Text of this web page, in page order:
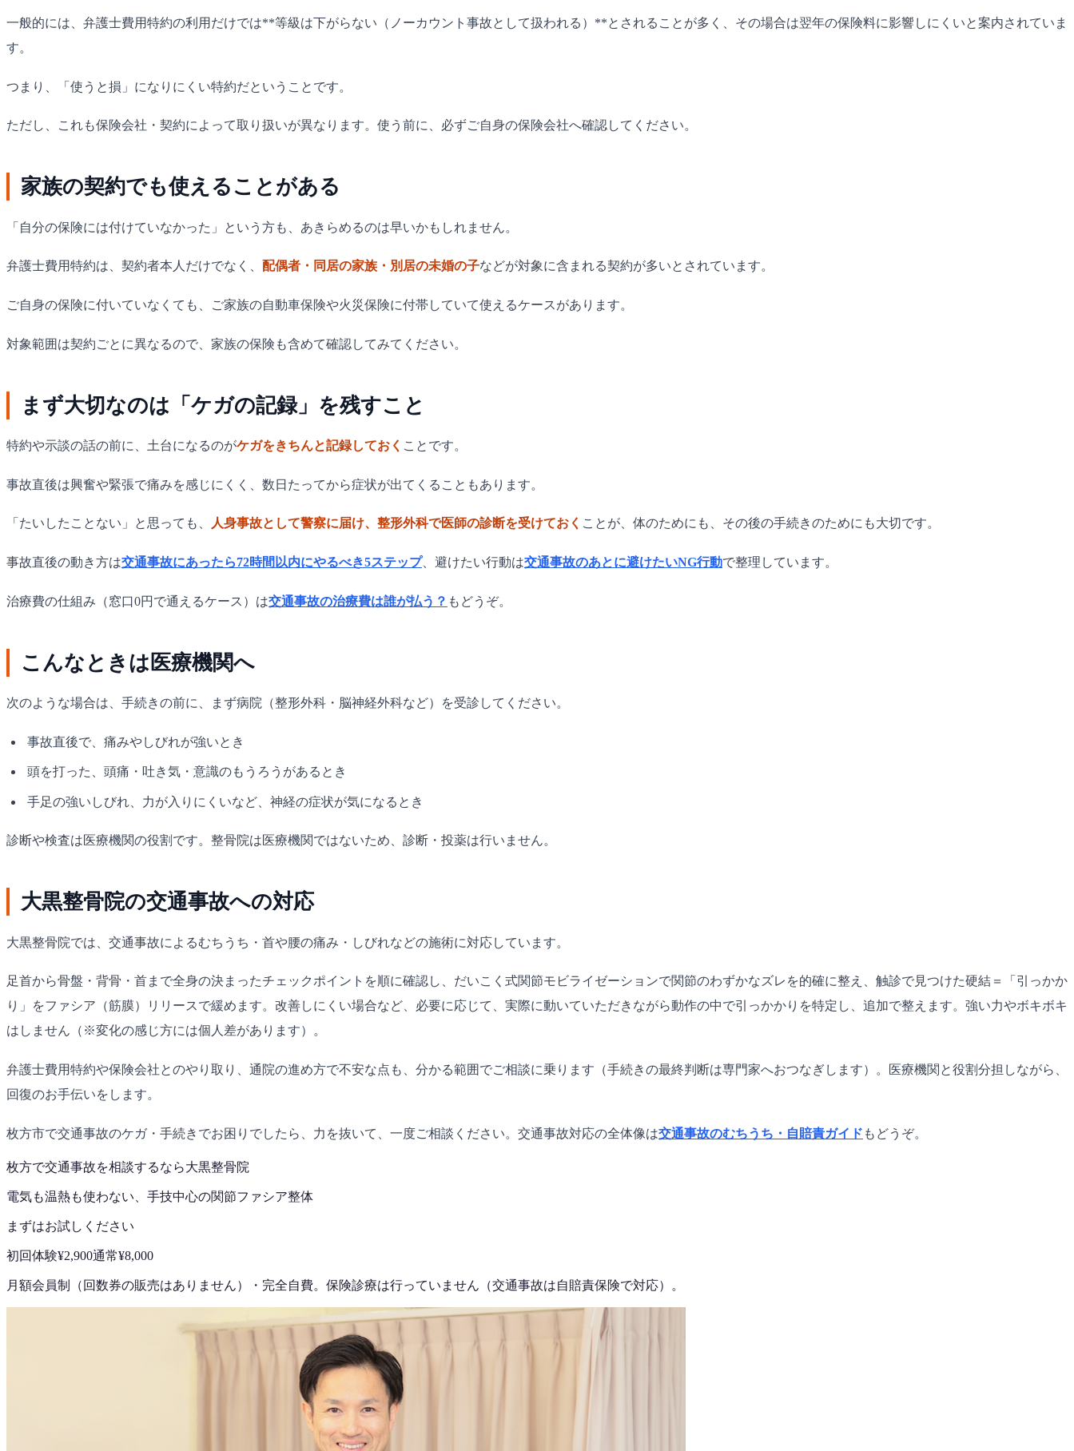
一般的には、弁護士費用特約の利用だけでは**等級は下がらない（ノーカウント事故として扱われる）**とされることが多く、その場合は翌年の保険料に影響しにくいと案内されていま
す。
つまり、「使うと損」になりにくい特約だということです。
ただし、これも保険会社・契約によって取り扱いが異なります。使う前に、必ずご自身の保険会社へ確認してください。
家族の契約でも使えることがある
「自分の保険には付けていなかった」という方も、あきらめるのは早いかもしれません。
弁護士費用特約は、契約者本人だけでなく、 配偶者・同居の家族・別居の未婚の子などが対象に含まれる契約が多いとされています。
ご自身の保険に付いていなくても、ご家族の自動車保険や火災保険に付帯していて使えるケースがあります。
対象範囲は契約ごとに異なるので、家族の保険も含めて確認してみてください。
まず大切なのは「ケガの記録」を残すこと
特約や示談の話の前に、土台になるのがケガをきちんと記録しておく ことです。
事故直後は興奮や緊張で痛みを感じにくく、数日たってから症状が出てくることもあります。
「たいしたことない」と思っても、 人身事故として警察に届け、整形外科で医師の診断を受けておく ことが、体のためにも、その後の手続きのためにも大切です。
事故直後の動き方は交通事故にあったら72時間以内にやるべき5ステップ、避けたい行動は交通事故のあとに避けたいNG行動で整理しています。
治療費の仕組み（窓口0円で通えるケース）は交通事故の治療費は誰が払う？ もどうぞ。
こんなときは医療機関へ
次のような場合は、手続きの前に、まず病院（整形外科・脳神経外科など）を受診してください。
事故直後で、痛みやしびれが強いとき
頭を打った、頭痛・吐き気・意識のもうろうがあるとき
手足の強いしびれ、力が入りにくいなど、神経の症状が気になるとき
診断や検査は医療機関の役割です。整骨院は医療機関ではないため、診断・投薬は行いません。
大黒整骨院の交通事故への対応
大黒整骨院では、交通事故によるむちうち・首や腰の痛み・しびれなどの施術に対応しています。
足首から骨盤・背骨・首まで全身の決まったチェックポイントを順に確認し、だいこく式関節モビライゼーションで関節のわずかなズレを的確に整え、触診で見つけた硬結＝「引っかか
り」をファシア（筋膜）リリースで緩めます。改善しにくい場合など、必要に応じて、実際に動いていただきながら動作の中で引っかかりを特定し、追加で整えます。強い力やボキボキ
はしません（※変化の感じ方には個人差があります）。
弁護士費用特約や保険会社とのやり取り、通院の進め方で不安な点も、分かる範囲でご相談に乗ります（手続きの最終判断は専門家へおつなぎします）。医療機関と役割分担しながら、
回復のお手伝いをします。
枚方市で交通事故のケガ・手続きでお困りでしたら、力を抜いて、一度ご相談ください。交通事故対応の全体像は交通事故のむちうち・自賠責ガイド もどうぞ。
枚方で交通事故を相談するなら大黒整骨院
電気も温熱も使わない、手技中心の関節ファシア整体
まずはお試しください
初回体験¥2,900通常¥8,000
月額会員制（回数券の販売はありません） ・ 完全自費。保険診療は行っていません（交通事故は自賠責保険で対応）。